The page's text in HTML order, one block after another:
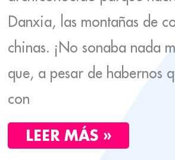
Danxia, las montañas de
chinas. ¡No sonaba nada
que, a pesar de habernos
con
LEER MÁS »